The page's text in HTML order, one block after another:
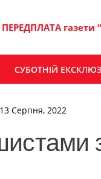
ПЕРЕДПЛАТА газети
СУБОТНІЙ
Серпня, 2022